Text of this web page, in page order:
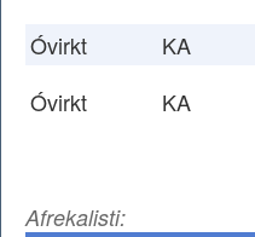
Óvirkt
KA
Óvirkt
KA
Afrekalisti: